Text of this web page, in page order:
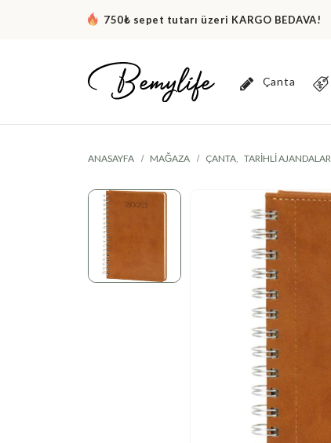
750₺ sepet tutarı üzeri KARGO BEDAVA!
Çanta
ANASAYFA MAĞAZA ÇANTA TARIHLI AJANDALAR